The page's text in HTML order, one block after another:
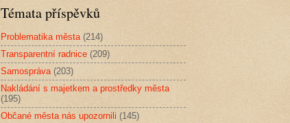
Témata příspěvků
Problematika města (214)
Transparentní radnice (209)
Samospráva (203)
Nakládání s majetkem a prostředky města
(195)
Občané města nás upozornili (145)